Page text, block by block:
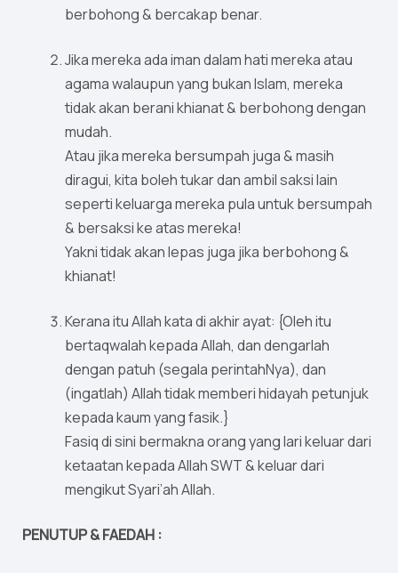
berbohong & bercakap benar.
Jika mereka ada iman dalam hati mereka atau
agama walaupun yang bukan Islam, mereka
tidak akan berani khianat & berbohong dengan
mudah.
Atau jika mereka bersumpah juga & masih
diragui, kita boleh tukar dan ambil saksi lain
seperti keluarga mereka pula untuk bersumpah
& bersaksi ke atas mereka!
Yakni tidak akan lepas juga jika berbohong &
khianat!
Kerana itu Allah kata di akhir ayat: {Oleh itu
bertaqwalah kepada Allah, dan dengarlah
dengan patuh (segala perintahNya), dan
(ingatlah) Allah tidak memberi hidayah petunjuk
kepada kaum yang fasik.}
Fasiq di sini bermakna orang yang lari keluar dari
ketaatan kepada Allah SWT & keluar dari
mengikut Syari’ah Allah.
PENUTUP & FAEDAH :